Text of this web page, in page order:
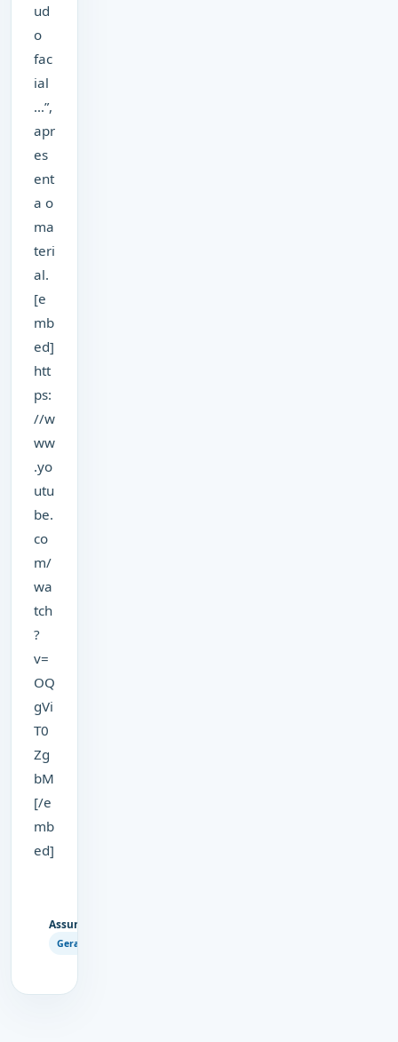
ud
o
fac
ial
…”,
apr
es
ent
a o
ma
teri
al.
[e
mb
ed]
htt
ps:
//w
ww
.yo
utu
be.
co
m/
wa
tch
?
v=
OQ
gVi
T0
Zg
bM
[/e
mb
ed]
Assuntos
Geral